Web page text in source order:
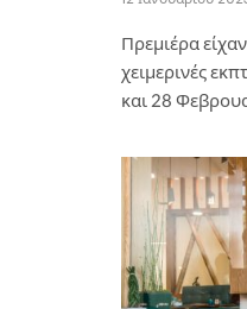
Πρεμιέρα
χειμερινές
και 28